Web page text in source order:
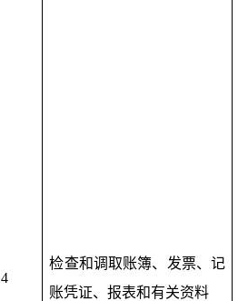
4
检查和调取账簿、发票、记
账凭证、报表和有关资料